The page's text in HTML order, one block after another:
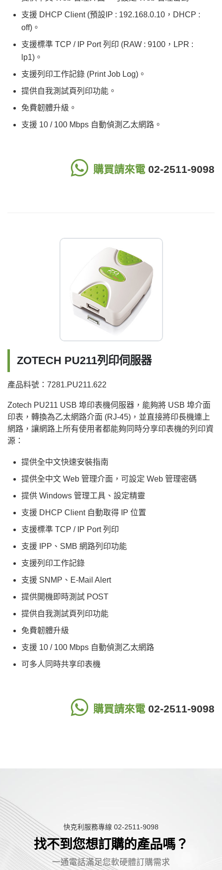
支援 DHCP Client (預設IP : 192.168.0.10，DHCP :
off)。
支援標準 TCP / IP Port 列印 (RAW : 9100，LPR :
lp1)。
支援列印工作記錄 (Print Job Log)。
提供自我測試頁列印功能。
免費韌體升級。
支援 10 / 100 Mbps 自動偵測乙太網路。
購買請來電 02-2511-9098
ZOTECH PU211列印伺服器
產品料號：7281.PU211.622
Zotech PU211 USB 埠印表機伺服器，能夠將 USB 埠介面
印表，轉換為乙太網路介面 (RJ-45)，並直接將印長機連上
網路，讓網路上所有使用者都能夠同時分享印表機的列印資
源：
提供全中文快速安裝指南
提供全中文 Web 管理介面，可設定 Web 管理密碼
提供 Windows 管理工具、設定精靈
支援 DHCP Client 自動取得 IP 位置
支援標準 TCP / IP Port 列印
支援 IPP、SMB 網路列印功能
支援列印工作記錄
支援 SNMP、E-Mail Alert
提供開機即時測試 POST
提供自我測試頁列印功能
免費韌體升級
支援 10 / 100 Mbps 自動偵測乙太網路
可多人同時共享印表機
購買請來電 02-2511-9098
快克利服務專線 02-2511-9098
找不到您想訂購的產品嗎？
一通電話滿足您軟硬體訂購需求